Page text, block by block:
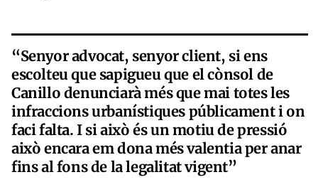
“Senyor advocat, senyor client, si ens
escolteu que sapigueu que el cònsol de
Canillo denunciarà més que mai totes les
infraccions urbanístiques públicament i on
faci falta. I si això és un motiu de pressió
això encara em dona més valentia per anar
fins al fons de la legalitat vigent”